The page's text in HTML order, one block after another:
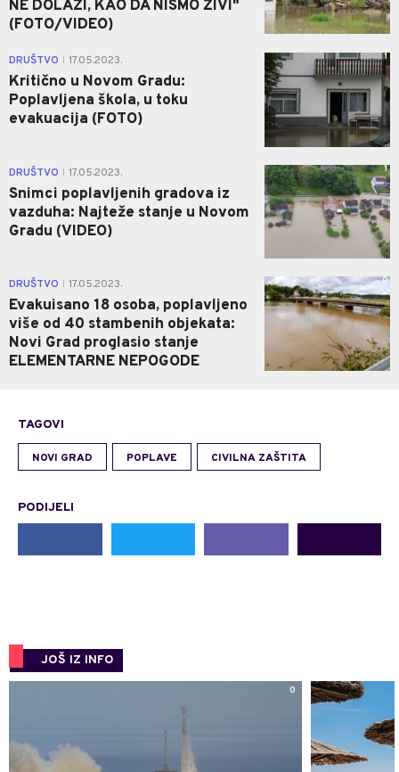
NE DOLAZI, KAO DA NISMO ŽIVI"
(FOTO/VIDEO)
DRUŠTVO 17.05.2023.
Kritično u Novom Gradu:
Poplavljena škola, u toku
evakuacija (FOTO)
1
DRUŠTVO 17.05.2023.
Snimci poplavljenih gradova iz
vazduha: Najteže stanje u Novom
Gradu (VIDEO)
1
DRUŠTVO 17.05.2023.
Evakuisano 18 osoba, poplavljeno
više od 40 stambenih objekata:
Novi Grad proglasio stanje
ELEMENTARNE NEPOGODE
0
TAGOVI
NOVI GRAD POPLAVE CIVILNA ZAŠTITA
PODIJELI
JOŠ IZ INFO
0